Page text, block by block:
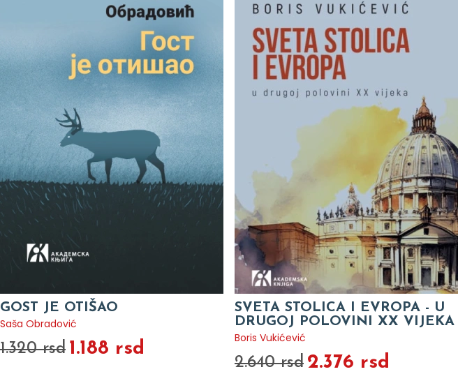
GOST JE OTIŠAO
Saša Obradović
1.320 rsd 1.188 rsd
SVETA STOLICA I EVROPA - U
DRUGOJ POLOVINI XX VIJEKA
Boris Vukićević
2.640 rsd 2.376 rsd